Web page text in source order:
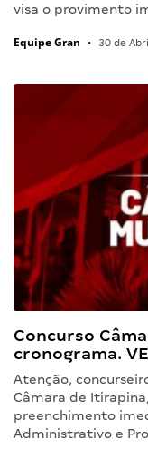
visa o provimento
Equipe Gran • 30 de
Concurso
cronograma.
Atenção,
Câmara de
preenchimento
Administrativo e